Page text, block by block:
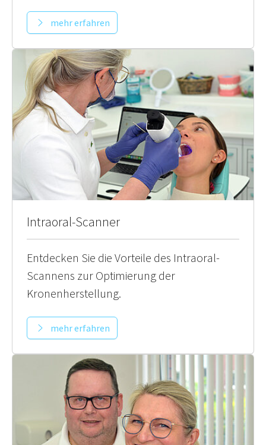
mehr erfahren
Intraoral-Scanner
Entdecken Sie die Vorteile des Intraoral-
Scannens zur Optimierung der
Kronenherstellung.
mehr erfahren